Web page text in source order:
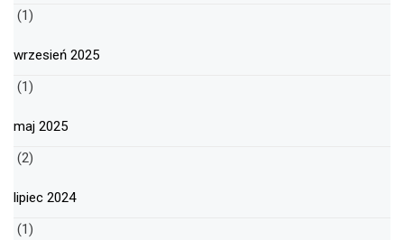
(1)
wrzesień 2025
(1)
maj 2025
(2)
lipiec 2024
(1)